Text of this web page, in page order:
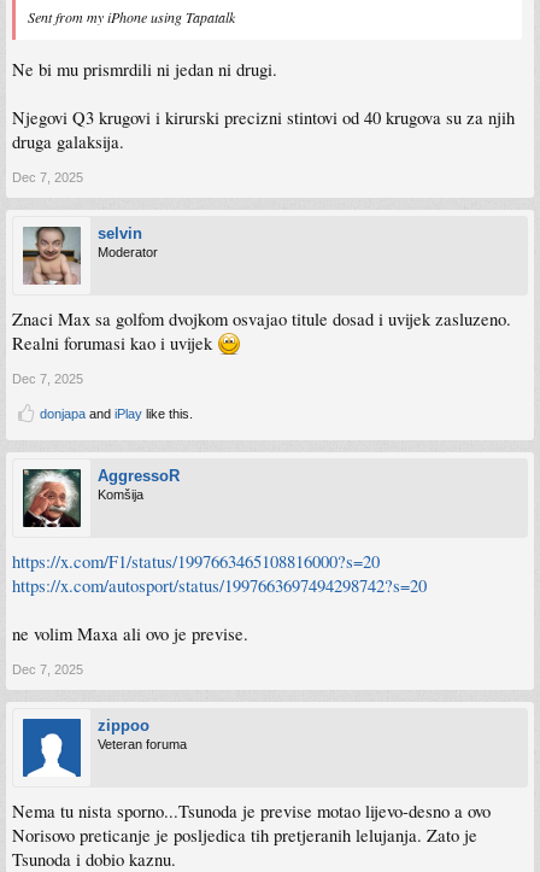
Sent from my iPhone using Tapatalk
Ne bi mu prismrdili ni jedan ni drugi.
Njegovi Q3 krugovi i kirurski precizni stintovi od 40 krugova su za njih
druga galaksija.
Dec 7, 2025
selvin
Moderator
Znaci Max sa golfom dvojkom osvajao titule dosad i uvijek zasluzeno.
Realni forumasi kao i uvijek
Dec 7, 2025
donjapa and iPlay like this.
AggressoR
Komšija
https://x.com/F1/status/1997663465108816000?s=20
https://x.com/autosport/status/1997663697494298742?s=20
ne volim Maxa ali ovo je previse.
Dec 7, 2025
zippoo
Veteran foruma
Nema tu nista sporno...Tsunoda je previse motao lijevo-desno a ovo
Norisovo preticanje je posljedica tih pretjeranih lelujanja. Zato je
Tsunoda i dobio kaznu.